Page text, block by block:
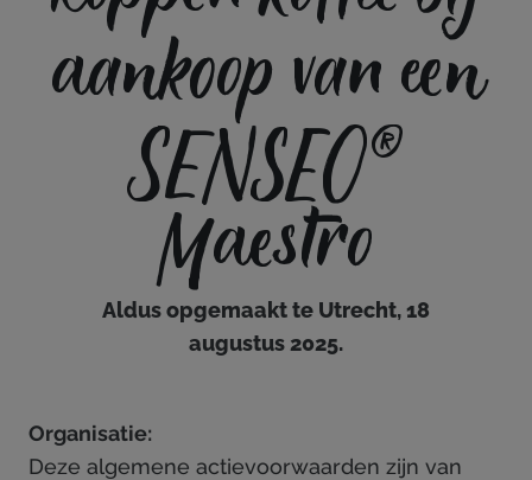
aankoop van een
SENSEO®
Maestro
Aldus opgemaakt te Utrecht, 18
augustus 2025.
Organisatie:
Deze algemene actievoorwaarden zijn van